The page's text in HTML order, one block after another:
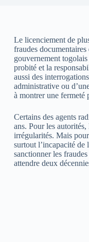
Le licenciement de
fraudes
gouvernement
probité et la
aussi des
administrative ou
à montrer une fermeté
Certains des agents
ans. Pour les
irrégularités. Mais
surtout l’incapacité de
sanctionner les
attendre deux